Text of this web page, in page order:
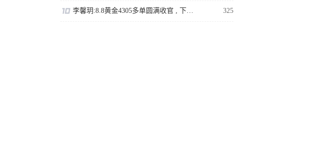
李馨玥:8.8黄金4305多单圆满收官 , 下周临近强压不追涨！ 325